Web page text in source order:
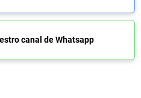
canal de Whatsapp